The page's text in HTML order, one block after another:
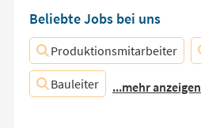
Beliebte Jobs bei uns
Produktionsmitarbeiter
Bauleiter ...mehr anzeigen